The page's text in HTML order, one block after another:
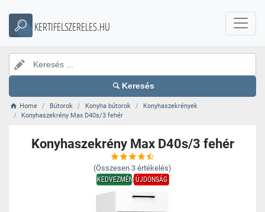
KERTIFELSZERELES.HU
Keresés
Home Bútorok Konyha bútorok
Konyhaszekrények
Konyhaszekrény Max D40s/3 fehér
Konyhaszekrény Max D40s/3 fehér
(Összesen 3 értékelés)
KEDVEZMÉNYÚJDONSÁG